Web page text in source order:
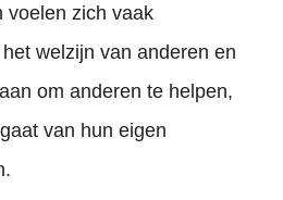
voelen zich vaak
welzijn van anderen en
om anderen te helpen,
van hun eigen